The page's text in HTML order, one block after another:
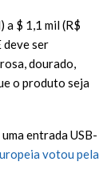
a $ 1,1 mil (R$
deve ser
dourado,
o produto seja
entrada USB-
votou pela